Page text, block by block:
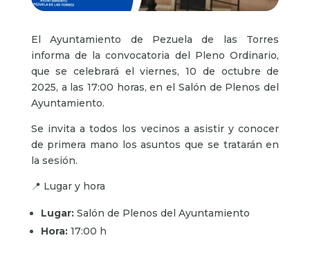
El Ayuntamiento de Pezuela de las Torres
informa de la convocatoria del Pleno Ordinario,
que se celebrará el viernes, 10 de octubre de
2025, a las 17:00 horas, en el Salón de Plenos del
Ayuntamiento.
Se invita a todos los vecinos a asistir y conocer
de primera mano los asuntos que se tratarán en
la sesión.
📍 Lugar y hora
Lugar:Salón de Plenos del Ayuntamiento
Hora:17:00 h